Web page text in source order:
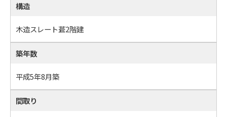
構造
木造スレート葺2階建
築年数
平成5年8月築
間取り